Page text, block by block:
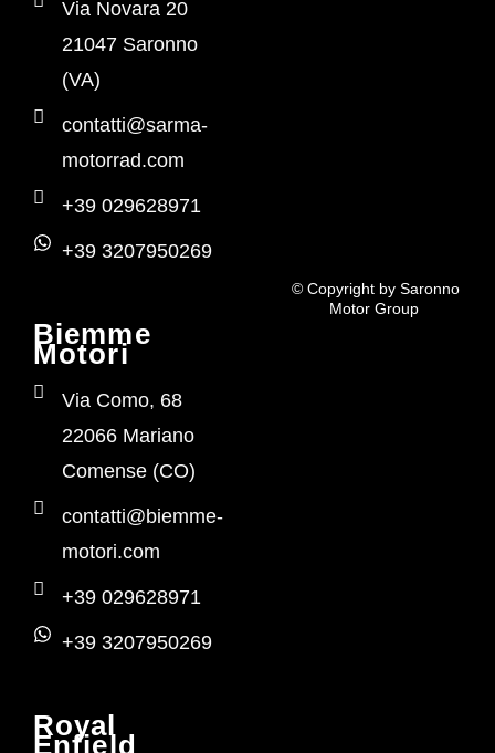
Via Novara 20
21047 Saronno
(VA)
contatti@sarma-
motorrad.com
+39 029628971
+39 3207950269
Biemme
Motori
Via Como, 68
22066 Mariano
Comense (CO)
contatti@biemme-
motori.com
+39 029628971
+39 3207950269
Royal
Enfield
© Copyright by Saronno
Motor Group